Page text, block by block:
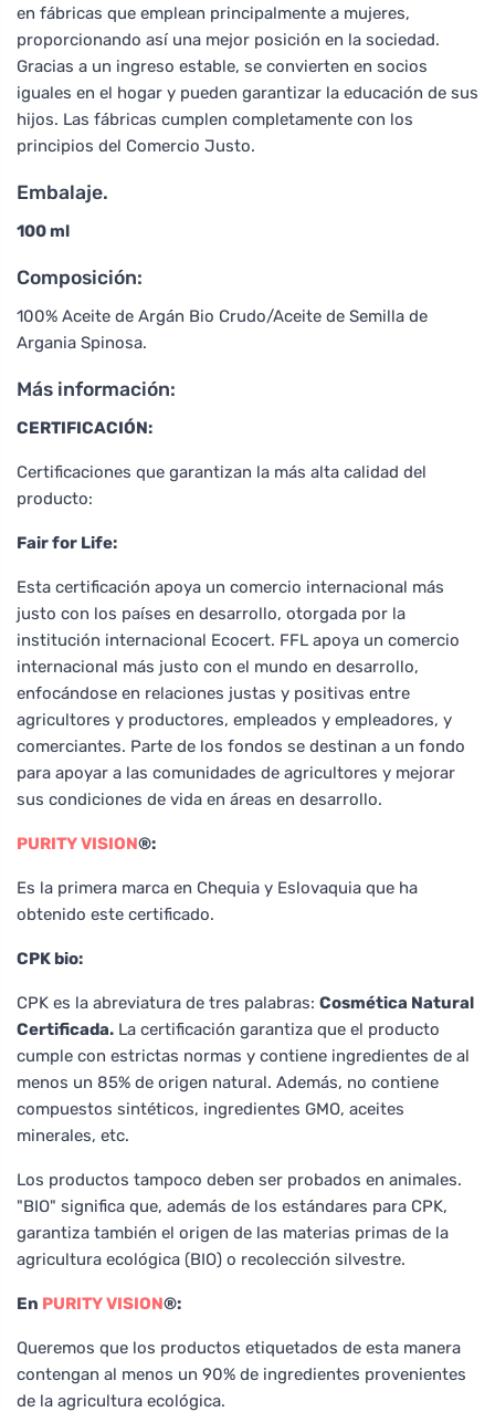
en fábricas que emplean principalmente a mujeres,
proporcionando así una mejor posición en la sociedad.
Gracias a un ingreso estable, se convierten en socios
iguales en el hogar y pueden garantizar la educación de sus
hijos. Las fábricas cumplen completamente con los
principios del Comercio Justo.
Embalaje.
100 ml
Composición:
100% Aceite de Argán Bio Crudo/Aceite de Semilla de
Argania Spinosa.
Más información:
CERTIFICACIÓN:
Certificaciones que garantizan la más alta calidad del
producto:
Fair for Life:
Esta certificación apoya un comercio internacional más
justo con los países en desarrollo, otorgada por la
institución internacional Ecocert. FFL apoya un comercio
internacional más justo con el mundo en desarrollo,
enfocándose en relaciones justas y positivas entre
agricultores y productores, empleados y empleadores, y
comerciantes. Parte de los fondos se destinan a un fondo
para apoyar a las comunidades de agricultores y mejorar
sus condiciones de vida en áreas en desarrollo.
PURITY VISION®:
Es la primera marca en Chequia y Eslovaquia que ha
obtenido este certificado.
CPK bio:
CPK es la abreviatura de tres palabras: Cosmética Natural
Certificada. La certificación garantiza que el producto
cumple con estrictas normas y contiene ingredientes de al
menos un 85% de origen natural. Además, no contiene
compuestos sintéticos, ingredientes GMO, aceites
minerales, etc.
Los productos tampoco deben ser probados en animales.
"BIO" significa que, además de los estándares para CPK,
garantiza también el origen de las materias primas de la
agricultura ecológica (BIO) o recolección silvestre.
En PURITY VISION®:
Queremos que los productos etiquetados de esta manera
contengan al menos un 90% de ingredientes provenientes
de la agricultura ecológica.